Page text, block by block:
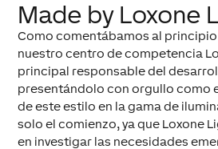
Made by Loxone
Como comentábamos al
nuestro centro de competencia
principal responsable del
presentándolo con orgullo como
de este estilo en la gama de
solo el comienzo, ya que Loxone
en investigar las necesidades